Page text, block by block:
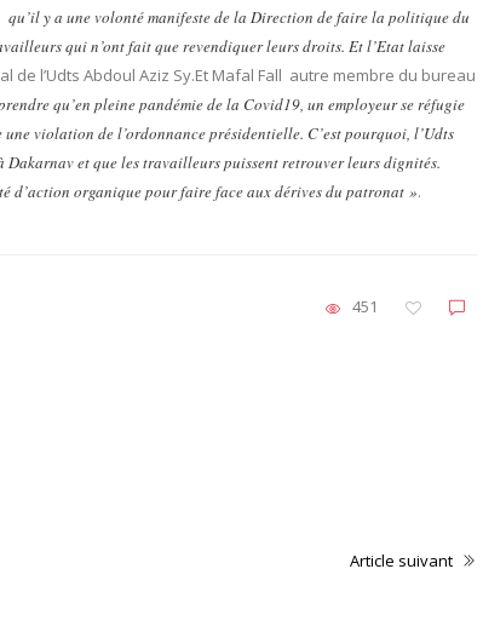
qu’il y a une volonté manifeste de la Direction de faire la politique du
qui n’ont fait que revendiquer leurs droits. Et l’Etat laisse
de l’Udts Abdoul Aziz Sy.Et Mafal Fall autre membre du bureau
qu’en pleine pandémie de la Covid19, un employeur se réfugie
violation de l’ordonnance présidentielle. C’est pourquoi, l’Udts
et que les travailleurs puissent retrouver leurs dignités.
d’action organique pour faire face aux dérives du patronat ».
451
Article suivant